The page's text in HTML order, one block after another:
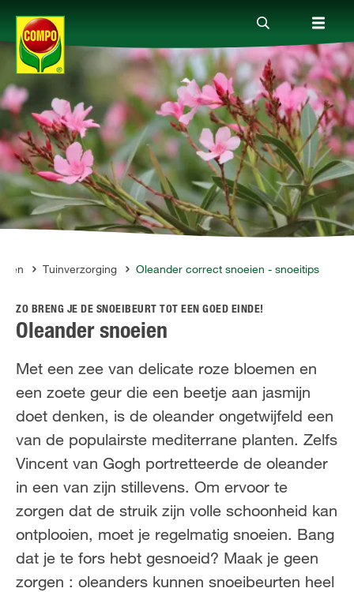
Producten
Advies
Thema's
Tot je dienst
Onderneming
FR NL
Tuinverzorging Oleander correct snoeien - snoeitips
ZO BRENG JE DE SNOEIBEURT TOT EEN GOED EINDE!
Oleander snoeien
Met een zee van delicate roze bloemen en
een zoete geur die een beetje aan jasmijn
doet denken, is de oleander ongetwijfeld een
van de populairste mediterrane planten. Zelfs
Vincent van Gogh portretteerde de oleander
in een van zijn stillevens. Om ervoor te
zorgen dat de struik zijn volle schoonheid kan
ontplooien, moet je regelmatig snoeien. Bang
dat je te fors hebt gesnoeid? Maak je geen
zorgen : oleanders kunnen snoeibeurten heel